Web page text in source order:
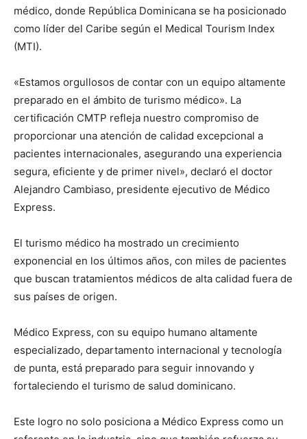
médico, donde República Dominicana se ha posicionado
como líder del Caribe según el Medical Tourism Index
(MTI).
«Estamos orgullosos de contar con un equipo altamente
preparado en el ámbito de turismo médico». La
certificación CMTP refleja nuestro compromiso de
proporcionar una atención de calidad excepcional a
pacientes internacionales, asegurando una experiencia
segura, eficiente y de primer nivel», declaró el doctor
Alejandro Cambiaso, presidente ejecutivo de Médico
Express.
El turismo médico ha mostrado un crecimiento
exponencial en los últimos años, con miles de pacientes
que buscan tratamientos médicos de alta calidad fuera de
sus países de origen.
Médico Express, con su equipo humano altamente
especializado, departamento internacional y tecnología
de punta, está preparado para seguir innovando y
fortaleciendo el turismo de salud dominicano.
Este logro no solo posiciona a Médico Express como un